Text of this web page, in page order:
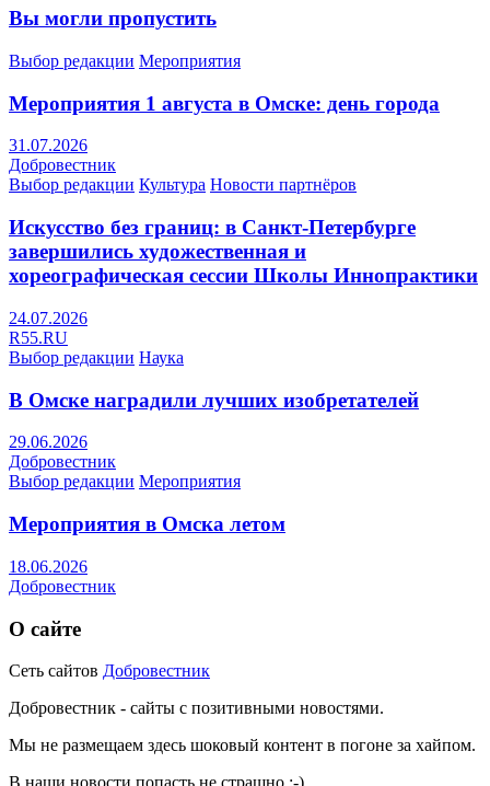
Вы могли пропустить
Выбор редакции Мероприятия
Мероприятия 1 августа в Омске: день города
31.07.2026
Добровестник
Выбор редакции Культура Новости партнёров
Искусство без границ: в Санкт-Петербурге
завершились художественная и
хореографическая сессии Школы Иннопрактики
24.07.2026
R55.RU
Выбор редакции Наука
В Омске наградили лучших изобретателей
29.06.2026
Добровестник
Выбор редакции Мероприятия
Мероприятия в Омска летом
18.06.2026
Добровестник
О сайте
Сеть сайтов Добровестник
Добровестник - сайты с позитивными новостями.
Мы не размещаем здесь шоковый контент в погоне за хайпом.